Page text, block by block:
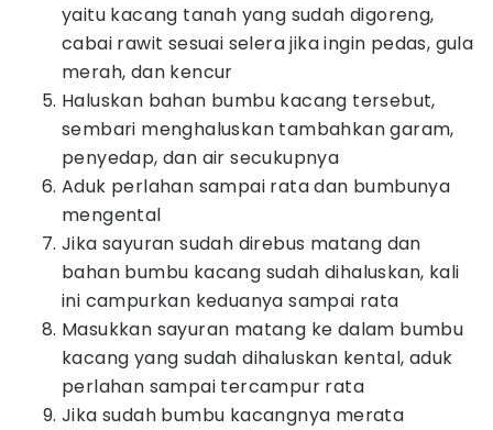
yaitu kacang tanah yang sudah digoreng,
cabai rawit sesuai selera jika ingin pedas, gula
merah, dan kencur
Haluskan bahan bumbu kacang tersebut,
sembari menghaluskan tambahkan garam,
penyedap, dan air secukupnya
Aduk perlahan sampai rata dan bumbunya
mengental
Jika sayuran sudah direbus matang dan
bahan bumbu kacang sudah dihaluskan, kali
ini campurkan keduanya sampai rata
Masukkan sayuran matang ke dalam bumbu
kacang yang sudah dihaluskan kental, aduk
perlahan sampai tercampur rata
Jika sudah bumbu kacangnya merata